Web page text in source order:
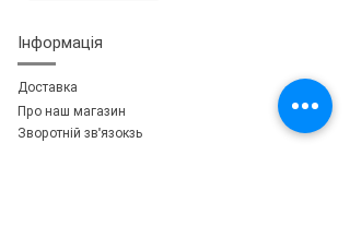
Інформація
Доставка
Про наш магазин
Зворотній зв'язокзь